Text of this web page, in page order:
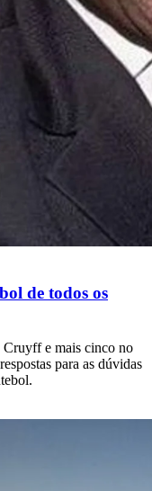
de todos os
e mais cinco no
para as dúvidas